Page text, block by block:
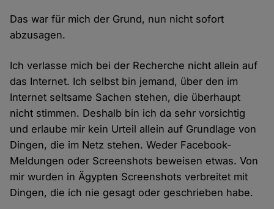
Das war für mich der Grund, nun nicht sofort
abzusagen.
Ich verlasse mich bei der Recherche nicht allein auf
das Internet. Ich selbst bin jemand, über den im
Internet seltsame Sachen stehen, die überhaupt
nicht stimmen. Deshalb bin ich da sehr vorsichtig
und erlaube mir kein Urteil allein auf Grundlage von
Dingen, die im Netz stehen. Weder Facebook-
Meldungen oder Screenshots beweisen etwas. Von
mir wurden in Ägypten Screenshots verbreitet mit
Dingen, die ich nie gesagt oder geschrieben habe.